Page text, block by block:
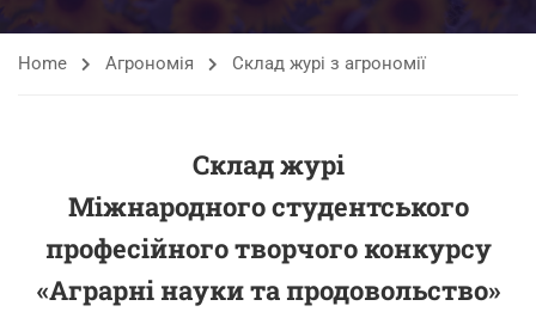
Home Агрономія Склад журі з агрономії
Склад журі
Міжнародного студентського
професійного творчого конкурсу
«Аграрні науки та продовольство»